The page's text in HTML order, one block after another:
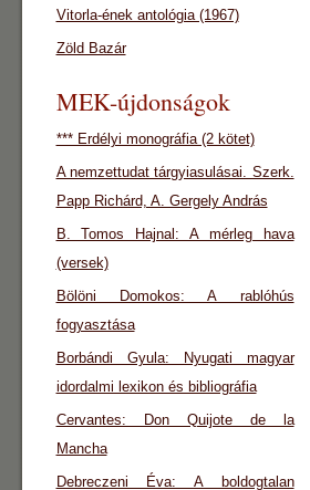
Vitorla-ének antológia (1967)
Zöld Bazár
MEK-újdonságok
*** Erdélyi monográfia (2 kötet)
A nemzettudat tárgyiasulásai. Szerk.
Papp Richárd, A. Gergely András
B. Tomos Hajnal: A mérleg hava
(versek)
Bölöni Domokos: A rablóhús
fogyasztása
Borbándi Gyula: Nyugati magyar
idordalmi lexikon és bibliográfia
Cervantes: Don Quijote de la
Mancha
Debreczeni Éva: A boldogtalan